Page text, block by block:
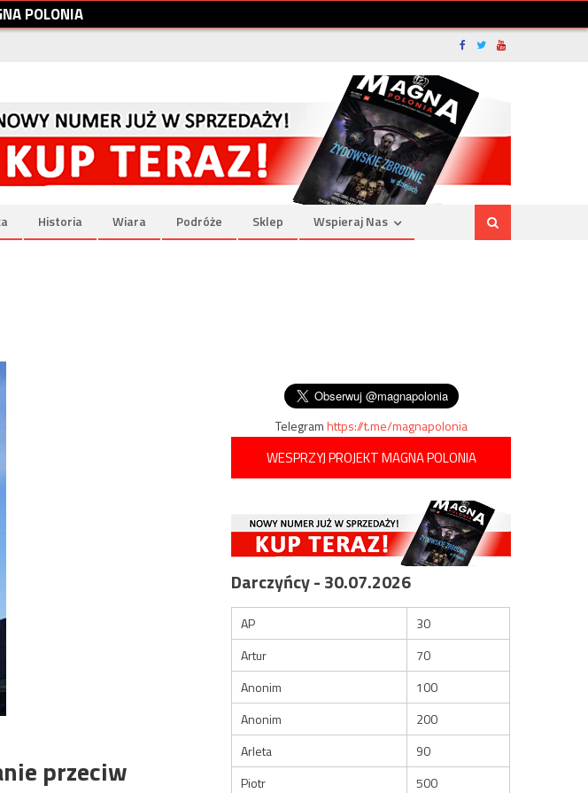
NAPOLONIA
Historia Wiara Podróże Sklep Wspieraj Nas
przeciw
Telegramhttps://t.me/magnapolonia
WESPRZYJ PROJEKT MAGNA POLONIA
Darczyńcy - 30.07.2026
AP
30
Artur
70
Anonim
100
Anonim
200
Arleta
90
Piotr
500